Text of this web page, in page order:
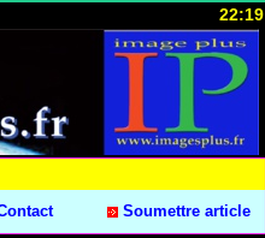
22:19
Soumettre article